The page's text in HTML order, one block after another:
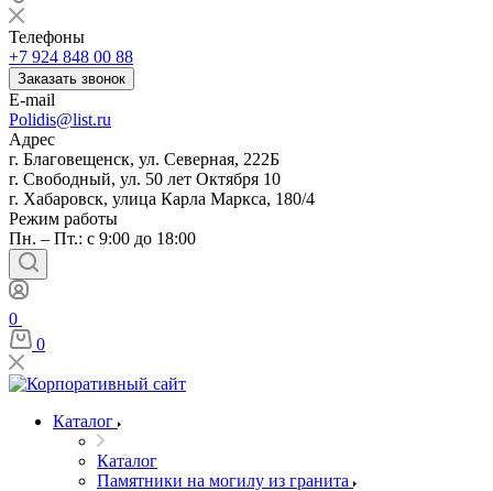
Телефоны
+7 924 848 00 88
Заказать звонок
E-mail
Polidis@list.ru
Адрес
г. Благовещенск, ул. Северная, 222Б
г. Свободный, ул. 50 лет Октября 10
г. Хабаровск, улица Карла Маркса, 180/4
Режим работы
Пн. – Пт.: с 9:00 до 18:00
0
0
Каталог
Каталог
Памятники на могилу из гранита